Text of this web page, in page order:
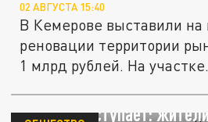
02 АВГУСТА 15:40
В Кемерове выставили на
реновации территории
1 млрд рублей. На
Вода не отступает: